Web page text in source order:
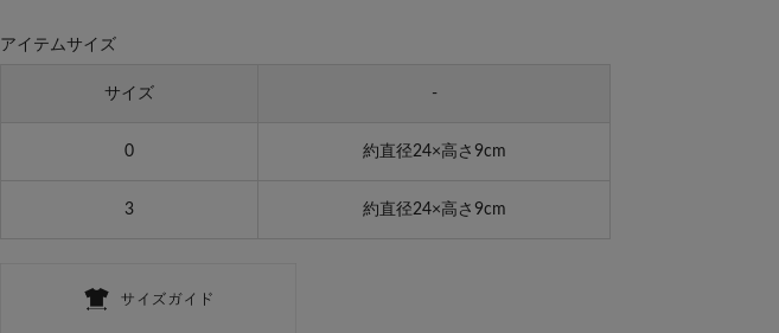
アイテムサイズ
サイズ -
0 約直径24×高さ9cm
3 約直径24×高さ9cm